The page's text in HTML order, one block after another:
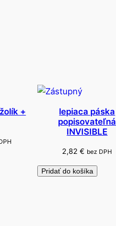
+
lepiaca páska
popisovateľná
INVISIBLE
2,82€ bez DPH
Pridať do košíka